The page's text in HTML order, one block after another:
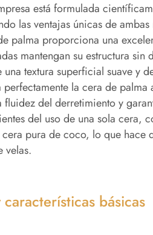
está formulada
las ventajas únicas de
palma proporciona una
mantengan su estructura
textura superficial suave y
la cera de
del derretimiento y
del uso de una sola
pura de coco, lo que hace
velas.
básicas